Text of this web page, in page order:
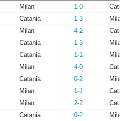
Milan 1-0
Catania 1-3
Milan 4-2
Catania 1-3
Catania 1-1
Milan 4-0
Catania 0-2
Milan 1-1
Milan 2-2
Catania 0-2